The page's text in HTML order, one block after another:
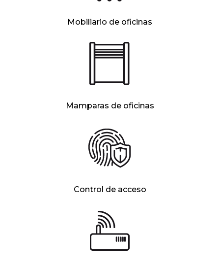
Mobiliario de oficinas
Mamparas de oficinas
Control de acceso